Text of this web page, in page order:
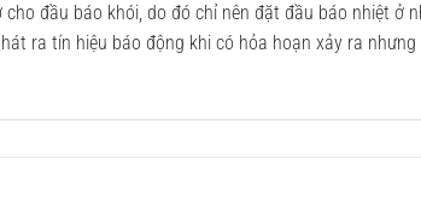
đầu báo khói, do đó chỉ nên đặt đầu báo nhiệt ở
ra tín hiệu báo động khi có hỏa hoạn xảy ra